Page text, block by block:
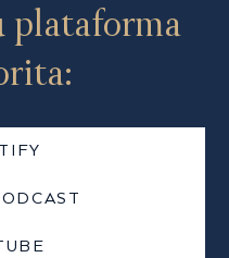
plataforma